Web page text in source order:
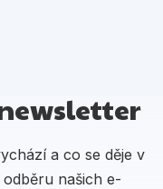
a co se děje v
našich e-